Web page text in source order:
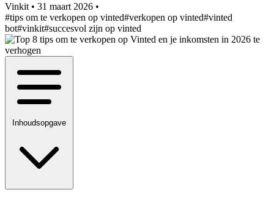
Vinkit • 31 maart 2026 •
#tips om te verkopen op vinted#verkopen op vinted#vinted
bot#vinkit#succesvol zijn op vinted
Inhoudsopgave